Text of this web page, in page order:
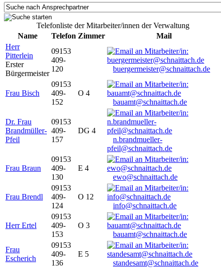
Telefonliste der Mitarbeiter/innen der Verwaltung
Name
Telefon Zimmer
Mail
Herr
Pitterlein
Erster
Bürgermeister
09153
409-
120
buergermeister@schnaittach.de
Frau Bisch
09153
409-
152
O 4
bauamt@schnaittach.de
Dr. Frau
Brandmüller-
Pfeil
09153
409-
157
DG 4
n.brandmueller-
pfeil@schnaittach.de
Frau Braun
09153
409-
130
E 4
ewo@schnaittach.de
Frau Brendl
09153
409-
124
O 12
info@schnaittach.de
Herr Ertel
09153
409-
153
O 3
bauamt@schnaittach.de
Frau
Escherich
09153
409-
136
E 5
standesamt@schnaittach.de